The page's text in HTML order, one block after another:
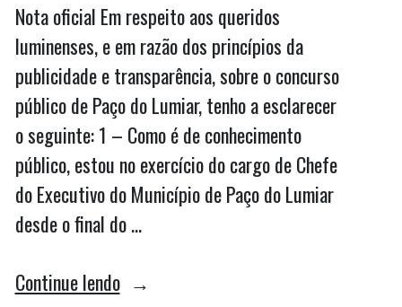
Nota oficial Em respeito aos queridos
luminenses, e em razão dos princípios da
publicidade e transparência, sobre o concurso
público de Paço do Lumiar, tenho a esclarecer
o seguinte: 1 – Como é de conhecimento
público, estou no exercício do cargo de Chefe
do Executivo do Município de Paço do Lumiar
desde o final do …
Continue lendo“Prefeita